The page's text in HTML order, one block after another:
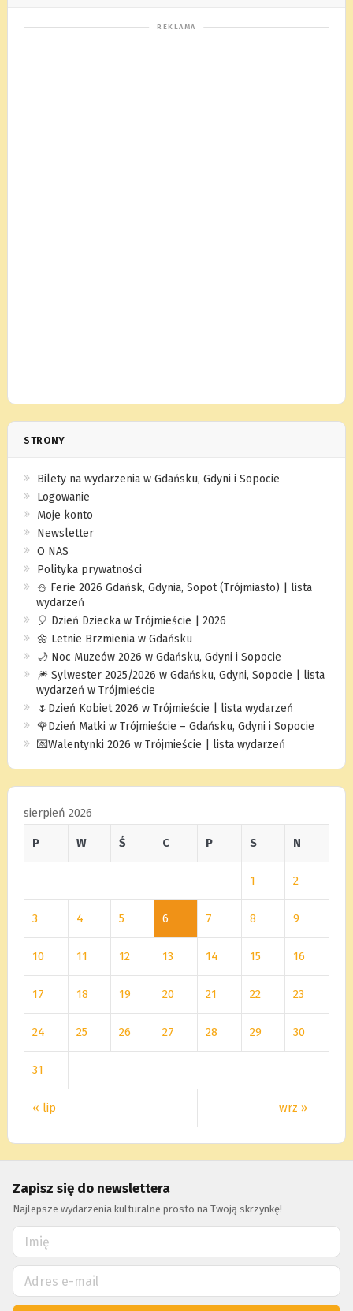
STRONY
Bilety na wydarzenia w Gdańsku, Gdyni i Sopocie
Logowanie
Moje konto
Newsletter
O NAS
Polityka prywatności
⛄️ Ferie 2026 Gdańsk, Gdynia, Sopot (Trójmiasto) | lista
wydarzeń
🎈 Dzień Dziecka w Trójmieście | 2026
🌼 Letnie Brzmienia w Gdańsku
🌙 Noc Muzeów 2026 w Gdańsku, Gdyni i Sopocie
🎆 Sylwester 2025/2026 w Gdańsku, Gdyni, Sopocie | lista
wydarzeń w Trójmieście
🌷Dzień Kobiet 2026 w Trójmieście | lista wydarzeń
🌹Dzień Matki w Trójmieście – Gdańsku, Gdyni i Sopocie
💌Walentynki 2026 w Trójmieście | lista wydarzeń
sierpień 2026
P W Ś C P S N
« lip wrz »
1 2
3 4 5 6 7 8 9
10 11 12 13 14 15 16
17 18 19 20 21 22 23
24 25 26 27 28 29 30
31
Zapisz się do newslettera
Najlepsze wydarzenia kulturalne prosto na Twoją skrzynkę!